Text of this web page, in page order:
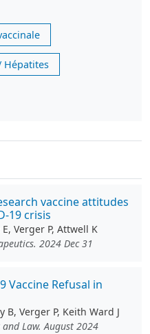
Hépatites
vaccine attitudes
19 crisis
Verger P, Attwell K
2024 Dec 31
Vaccine Refusal in
B, Verger P, Keith Ward J
Law. August 2024